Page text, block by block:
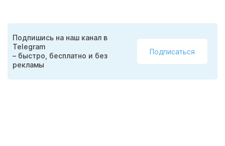
Подпишись на наш канал в
Telegram
– быстро, бесплатно и без
рекламы
Подписаться